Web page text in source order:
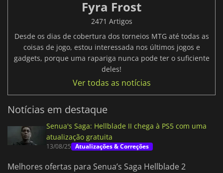
Fyra Frost
2471 Artigos
Desde os dias de cobertura dos torneios MTG até todas as
coisas de jogo, estou interessada nos últimos jogos e
gadgets, porque uma rapariga nunca pode ter o suficiente
deles!
Ver todas as notícias
Notícias em destaque
Senua's Saga: Hellblade II chega à PS5 com uma
atualização gratuita
13/08/25 Atualizações & Correções
Melhores ofertas para Senua’s Saga Hellblade 2